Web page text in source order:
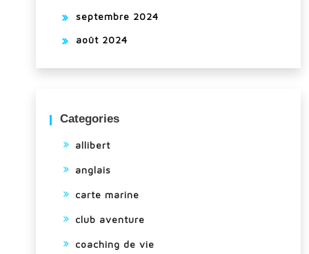
septembre 2024
août 2024
Categories
allibert
anglais
carte marine
club aventure
coaching de vie